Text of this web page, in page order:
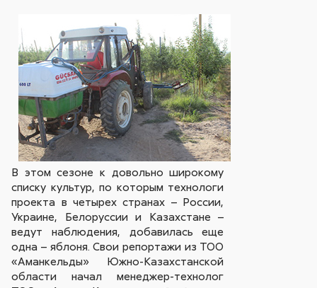
В этом сезоне к довольно широкому
списку культур, по которым технологи
проекта в четырех странах – России,
Украине, Белоруссии и Казахстане –
ведут наблюдения, добавилась еще
одна – яблоня. Свои репортажи из ТОО
«Аманкельды» Южно-Казахстанской
области начал менеджер-технолог